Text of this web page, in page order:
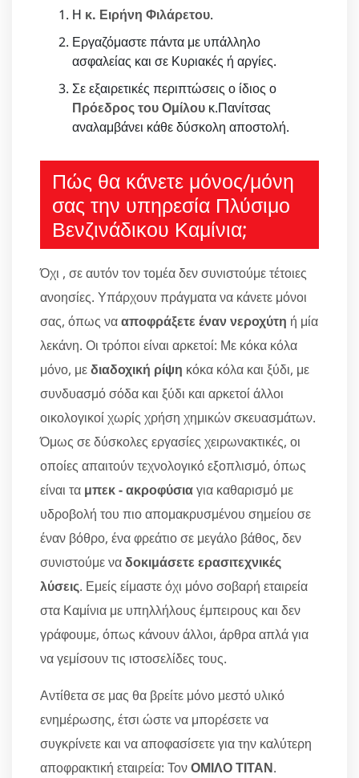
Η κ. Ειρήνη Φιλάρετου.
Εργαζόμαστε πάντα με υπάλληλο
ασφαλείας και σε Κυριακές ή αργίες.
Σε εξαιρετικές περιπτώσεις ο ίδιος ο
Πρόεδρος του Ομίλου κ.Πανίτσας
αναλαμβάνει κάθε δύσκολη αποστολή.
Πώς θα κάνετε μόνος/μόνη
σας την υπηρεσία Πλύσιμο
Βενζινάδικου Καμίνια;
Όχι , σε αυτόν τον τομέα δεν συνιστούμε τέτοιες
ανοησίες. Υπάρχουν πράγματα να κάνετε μόνοι
σας, όπως νααποφράξετε έναν νεροχύτη ή μία
λεκάνη. Οι τρόποι είναι αρκετοί: Με κόκα κόλα
μόνο, μεδιαδοχική ρίψη κόκα κόλα και ξύδι, με
συνδυασμό σόδα και ξύδι και αρκετοί άλλοι
οικολογικοί χωρίς χρήση χημικών σκευασμάτων.
Όμως σε δύσκολες εργασίες χειρωνακτικές, οι
οποίες απαιτούν τεχνολογικό εξοπλισμό, όπως
είναι τα μπεκ - ακροφύσιαγια καθαρισμό με
υδροβολή του πιο απομακρυσμένου σημείου σε
έναν βόθρο, ένα φρεάτιο σε μεγάλο βάθος, δεν
συνιστούμε ναδοκιμάσετε ερασιτεχνικές
λύσεις. Εμείς είμαστε όχι μόνο σοβαρή εταιρεία
στα Καμίνια με υπηλλήλους έμπειρους και δεν
γράφουμε, όπως κάνουν άλλοι, άρθρα απλά για
να γεμίσουν τις ιστοσελίδες τους.
Αντίθετα σε μας θα βρείτε μόνο μεστό υλικό
ενημέρωσης, έτσι ώστε να μπορέσετε να
συγκρίνετε και να αποφασίσετε για την καλύτερη
αποφρακτική εταιρεία: ΤονΟΜΙΛΟ ΤΙΤΑΝ.